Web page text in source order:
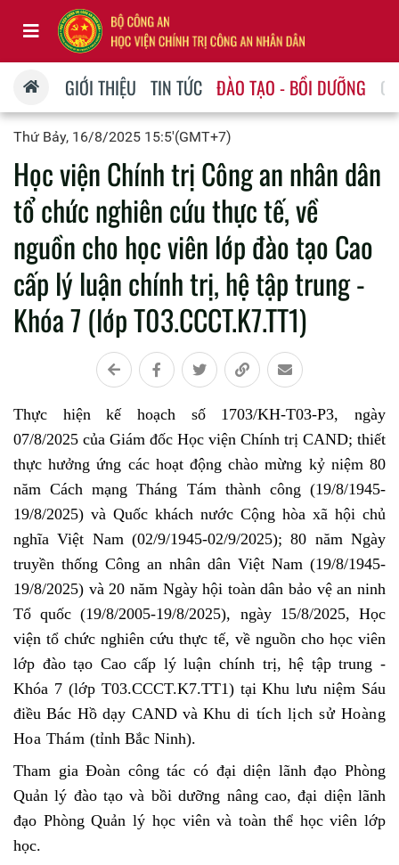
GIỚI THIỆU TIN TỨC ĐÀO TẠO - BỒI DƯỠNG
Thứ Bảy, 16/8/2025 15:5'(GMT+7)
Học viện Chính trị Công an nhân dân
tổ chức nghiên cứu thực tế, về
nguồn cho học viên lớp đào tạo Cao
cấp lý luận chính trị, hệ tập trung -
Khóa 7 (lớp T03.CCCT.K7.TT1)
Thực hiện kế hoạch số 1703/KH-T03-P3, ngày
07/8/2025 của Giám đốc Học viện Chính trị CAND; thiết
thực hưởng ứng các hoạt động chào mừng kỷ niệm 80
năm Cách mạng Tháng Tám thành công (19/8/1945-
19/8/2025) và Quốc khách nước Cộng hòa xã hội chủ
nghĩa Việt Nam (02/9/1945-02/9/2025); 80 năm Ngày
truyền thống Công an nhân dân Việt Nam (19/8/1945-
19/8/2025) và 20 năm Ngày hội toàn dân bảo vệ an ninh
Tổ quốc (19/8/2005-19/8/2025), ngày 15/8/2025, Học
viện tổ chức nghiên cứu thực tế, về nguồn cho học viên
lớp đào tạo Cao cấp lý luận chính trị, hệ tập trung -
Khóa 7 (lớp T03.CCCT.K7.TT1) tạiKhu lưu niệm Sáu
điều Bác Hồ dạy CAND và Khu di tích lịch sử Hoàng
Hoa Thám (tỉnh Bắc Ninh).
Tham gia Đoàn công tác có đại diện lãnh đạo Phòng
Quản lý đào tạo và bồi dưỡng nâng cao, đại diện lãnh
đạo Phòng Quản lý học viên và toàn thể học viên lớp
học.